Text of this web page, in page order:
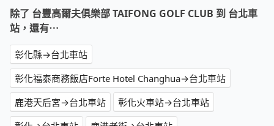
除了 台豐高爾夫俱樂部 TAIFONG GOLF CLUB 到 台北車
站，還有⋯
彰化縣→台北車站
彰化福泰商務飯店Forte Hotel Changhua→台北車站
鹿港天后宮→台北車站
彰化火車站→台北車站